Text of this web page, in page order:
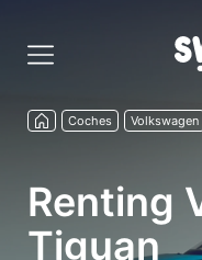
Coches Volkswagen
Renting
Tiguan